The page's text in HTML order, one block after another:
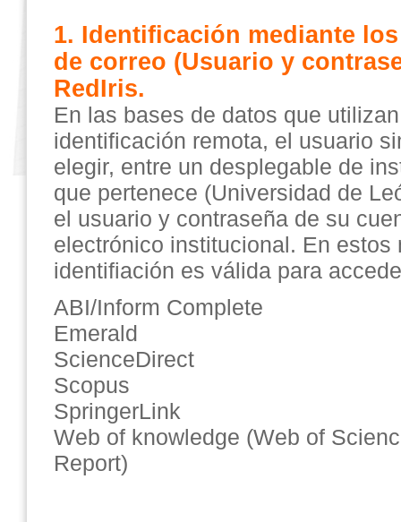
1. Identificación mediante
de correo (Usuario y
RedIris.
En las bases de datos que
identificación remota, el usuario
elegir, entre un desplegable de
que pertenece (Universidad de
el usuario y contraseña de su
electrónico institucional. En estos
identifiación es válida para
ABI/Inform Complete
Emerald
ScienceDirect
Scopus
SpringerLink
Web of knowledge (Web of
Report)